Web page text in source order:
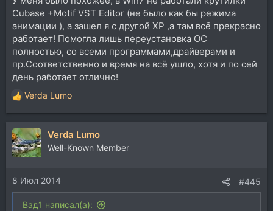
Cubase +Motif VST Editor (не было как бы режима
анимации ), а зашел я с другой ХР ,а там всё прекрасно
работает! Помогла лишь переустановка ОС
полностью, со всеми программами,драйверами и
пр.Соответственно и время на всё ушло, хотя и по сей
день работает отлично!
Р
е
а
к
ц
и
и
:
Verda Lumo
Verda Lumo
Well-Known Member
8 Июл 2014 #445
Вад1 написал(а):